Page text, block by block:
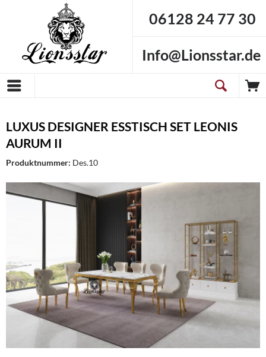
06128 24 77 30
Info@Lionsstar.de
LUXUS DESIGNER ESSTISCH SET LEONIS
AURUM II
Produktnummer: Des.10